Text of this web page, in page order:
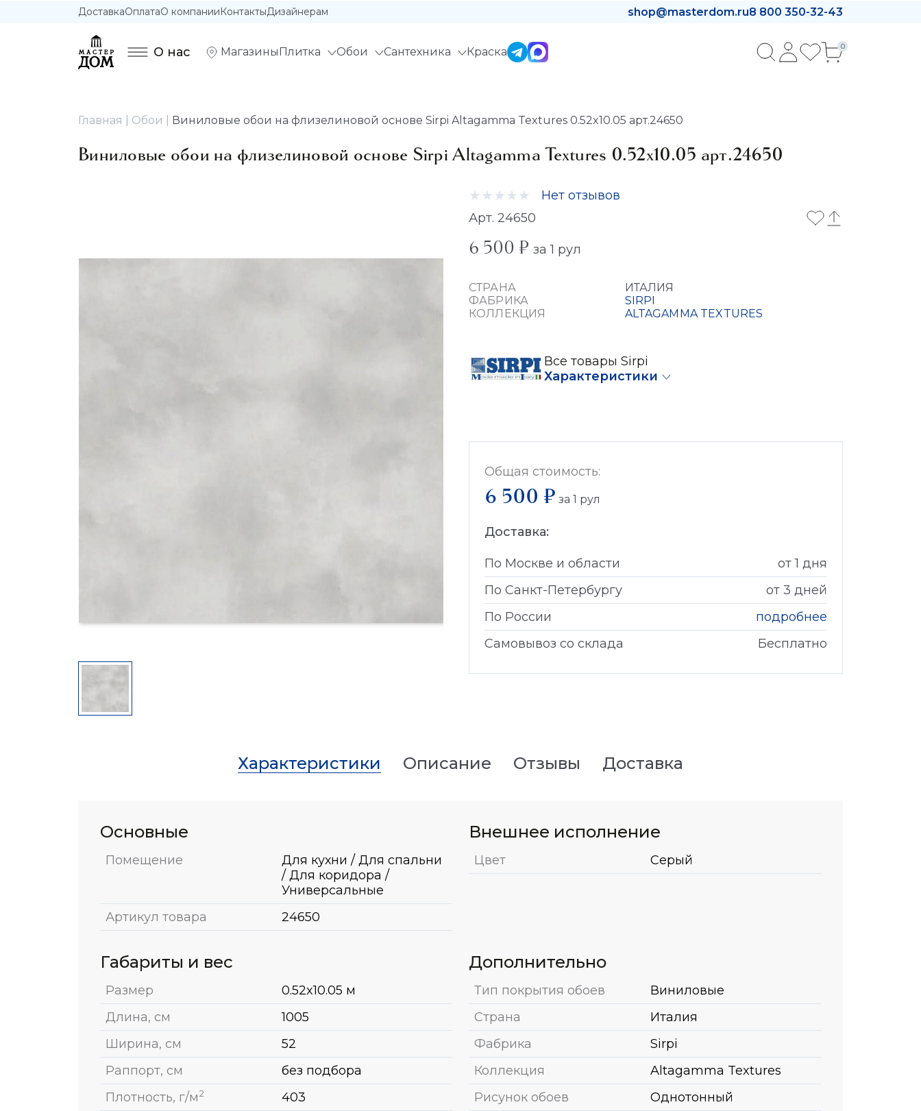
ДоставкаОплатаО компанииКонтактыДизайнерам shop@masterdom.ru8 800 350-32-43
О нас Магазины Плитка Обои Сантехника Краска 0
Главная Обои Виниловые обои на флизелиновой основе Sirpi Altagamma Textures 0.52x10.05 арт.24650
Виниловые обои на флизелиновой основе Sirpi Altagamma Textures 0.52x10.05 арт.24650
Нет отзывов
Арт. 24650
6 500 ₽ за 1 рул
СТРАНА
ИТАЛИЯ
ФАБРИКА
SIRPI
КОЛЛЕКЦИЯ
ALTAGAMMA TEXTURES
Все товары Sirpi
Характеристики
Общая стоимость:
6 500 ₽ за 1 рул
Доставка:
По Москве и области
от 1 дня
По Санкт-Петербургу
от 3 дней
По России
подробнее
Самовывоз со склада
Бесплатно
Характеристики Описание Отзывы Доставка
Основные
Помещение
Для кухни / Для спальни
/ Для коридора /
Универсальные
Артикул товара
24650
Внешнее исполнение
Цвет Серый
Габариты и вес
Размер
0.52x10.05 м
Длина, см
1005
Ширина, см
52
Раппорт, см
без подбора
Плотность, г/м2
403
Дополнительно
Тип покрытия обоев
Виниловые
Страна
Италия
Фабрика
Sirpi
Коллекция
Altagamma Textures
Рисунок обоев
Однотонный